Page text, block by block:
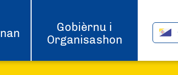
Gobièrnu i
Organisashon